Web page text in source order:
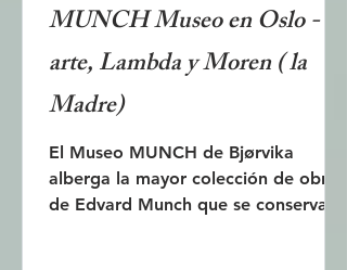
MUNCH Museo en Oslo -
arte, Lambda y Moren ( la
Madre)
El Museo MUNCH de Bjørvika
alberga la mayor colección de obras
de Edvard Munch que se conservan.